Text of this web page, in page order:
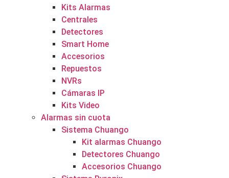
Kits Alarmas
Centrales
Detectores
Smart Home
Accesorios
Repuestos
NVRs
Cámaras IP
Kits Video
Alarmas sin cuota
Sistema Chuango
Kit alarmas Chuango
Detectores Chuango
Accesorios Chuango